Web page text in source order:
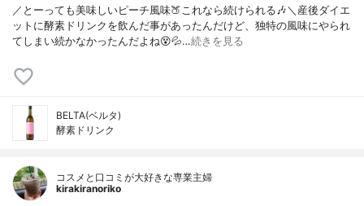
／とーっても美味しいピーチ風味🍑これなら続けられる🎶＼産後ダイエ
ットに酵素ドリンクを飲んだ事があったんだけど、独特の風味にやられ
てしまい続かなかったんだよね😵💦…続きを見る
BELTA(ベルタ)
酵素ドリンク
コスメと口コミが大好きな専業主婦
kirakiranoriko